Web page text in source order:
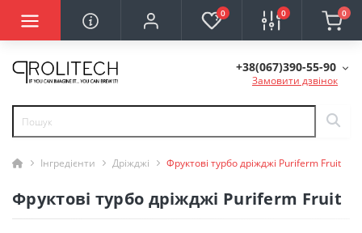
0 0 0
+38(067)390-55-90
Замовити дзвінок
Інгредієнти Дріжджі Фруктові турбо дріжджі Puriferm Fruit
Фруктові турбо дріжджі Puriferm Fruit